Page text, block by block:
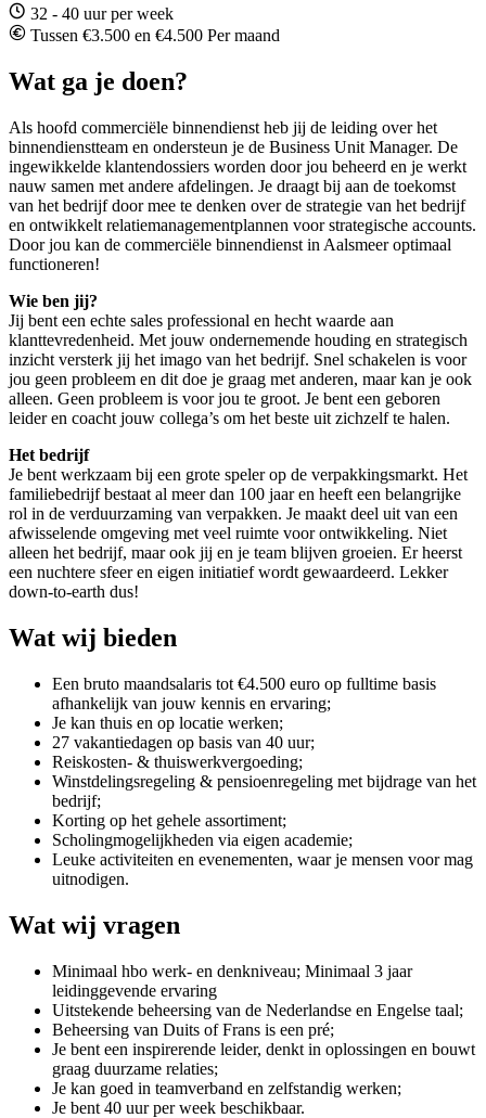
32 - 40 uur per week
Tussen €3.500 en €4.500 Per maand
Wat ga je doen?
Als hoofd commerciële binnendienst heb jij de leiding over het
binnendienstteam en ondersteun je de Business Unit Manager. De
ingewikkelde klantendossiers worden door jou beheerd en je werkt
nauw samen met andere afdelingen. Je draagt bij aan de toekomst
van het bedrijf door mee te denken over de strategie van het bedrijf
en ontwikkelt relatiemanagementplannen voor strategische accounts.
Door jou kan de commerciële binnendienst in Aalsmeer optimaal
functioneren!
Wie ben jij?
Jij bent een echte sales professional en hecht waarde aan
klanttevredenheid. Met jouw ondernemende houding en strategisch
inzicht versterk jij het imago van het bedrijf. Snel schakelen is voor
jou geen probleem en dit doe je graag met anderen, maar kan je ook
alleen. Geen probleem is voor jou te groot. Je bent een geboren
leider en coacht jouw collega’s om het beste uit zichzelf te halen.
Het bedrijf
Je bent werkzaam bij een grote speler op de verpakkingsmarkt. Het
familiebedrijf bestaat al meer dan 100 jaar en heeft een belangrijke
rol in de verduurzaming van verpakken. Je maakt deel uit van een
afwisselende omgeving met veel ruimte voor ontwikkeling. Niet
alleen het bedrijf, maar ook jij en je team blijven groeien. Er heerst
een nuchtere sfeer en eigen initiatief wordt gewaardeerd. Lekker
down-to-earth dus!
Wat wij bieden
Een bruto maandsalaris tot €4.500 euro op fulltime basis
afhankelijk van jouw kennis en ervaring;
Je kan thuis en op locatie werken;
27 vakantiedagen op basis van 40 uur;
Reiskosten- & thuiswerkvergoeding;
Winstdelingsregeling & pensioenregeling met bijdrage van het
bedrijf;
Korting op het gehele assortiment;
Scholingmogelijkheden via eigen academie;
Leuke activiteiten en evenementen, waar je mensen voor mag
uitnodigen.
Wat wij vragen
Minimaal hbo werk- en denkniveau; Minimaal 3 jaar
leidinggevende ervaring
Uitstekende beheersing van de Nederlandse en Engelse taal;
Beheersing van Duits of Frans is een pré;
Je bent een inspirerende leider, denkt in oplossingen en bouwt
graag duurzame relaties;
Je kan goed in teamverband en zelfstandig werken;
Je bent 40 uur per week beschikbaar.